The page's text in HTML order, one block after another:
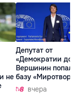
не
Депутат от
«Демократии
Вершинин попал в
базу
вчера